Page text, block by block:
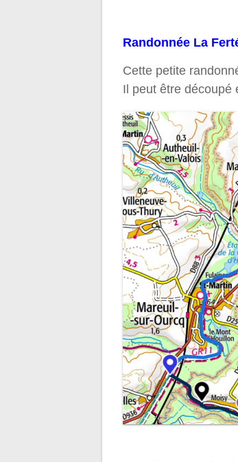
Randonnée La
Cette petite
Il peut être découpé
l’article